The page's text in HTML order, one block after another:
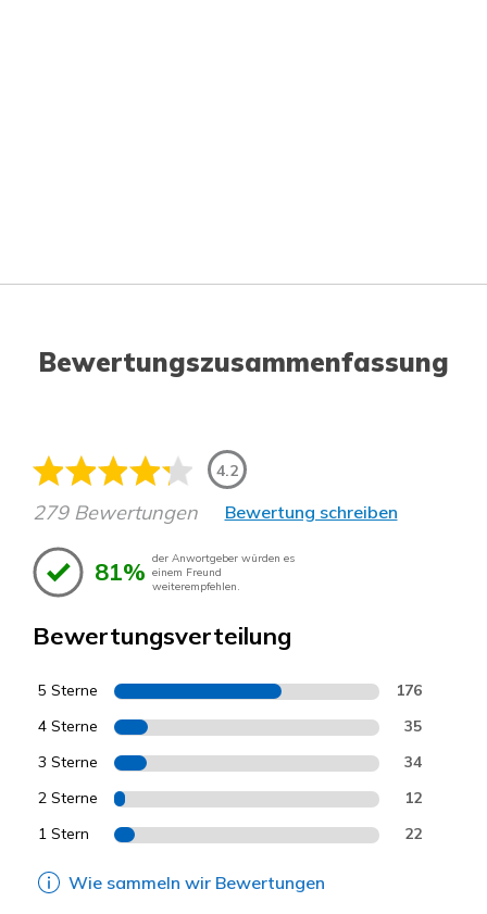
Bewertungszusammenfassung
4.2
279 Bewertungen Bewertung schreiben
81% der Anwortgeber würden es
einem Freund
weiterempfehlen.
Bewertungsverteilung
5 Sterne 176
4 Sterne 35
3 Sterne 34
2 Sterne 12
1 Stern 22
Wie sammeln wir Bewertungen